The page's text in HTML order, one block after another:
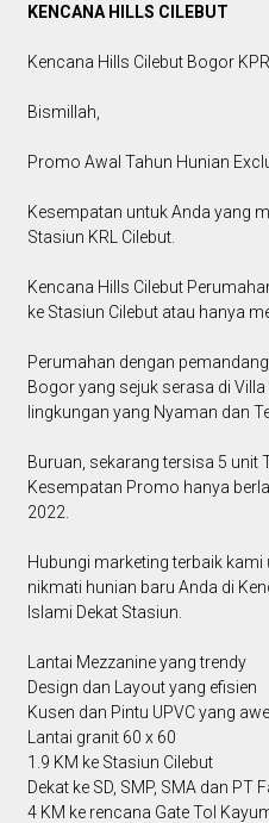
KENCANA HILLS CILEBUT
Kencana Hills Cilebut Bogor
Bismillah,
Promo Awal Tahun Hunian
Kesempatan untuk Anda yang
Stasiun KRL Cilebut.
Kencana Hills Cilebut
ke Stasiun Cilebut atau hanya
Perumahan dengan
Bogor yang sejuk serasa di
lingkungan yang Nyaman dan
Buruan, sekarang tersisa 5 unit
Kesempatan Promo hanya
2022.
Hubungi marketing terbaik kami
nikmati hunian baru Anda di
Islami Dekat Stasiun.
Lantai Mezzanine yang trendy
Design dan Layout yang efisien
Kusen dan Pintu UPVC yang
Lantai granit 60 x 60
1.9 KM ke Stasiun Cilebut
Dekat ke SD, SMP, SMA dan PT
4 KM ke rencana Gate Tol